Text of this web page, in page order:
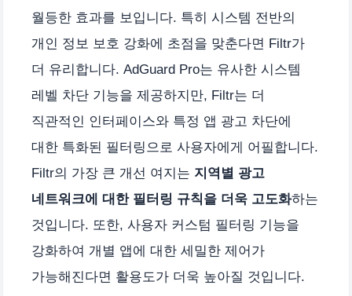
월등한 효과를 보입니다. 특히 시스템 전반의
개인 정보 보호 강화에 초점을 맞춘다면 Filtr가
더 유리합니다. AdGuard Pro는 유사한 시스템
레벨 차단 기능을 제공하지만, Filtr는 더
직관적인 인터페이스와 특정 앱 광고 차단에
대한 특화된 필터링으로 사용자에게 어필합니다.
Filtr의 가장 큰 개선 여지는 지역별 광고
네트워크에 대한 필터링 규칙을 더욱 고도화하는
것입니다. 또한, 사용자 커스텀 필터링 기능을
강화하여 개별 앱에 대한 세밀한 제어가
가능해진다면 활용도가 더욱 높아질 것입니다.